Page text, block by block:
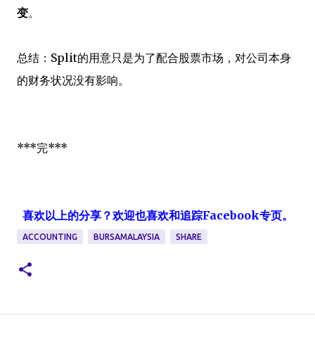
变。
总结：Split的用意只是为了配合股票市场，对公司本身
的财务状况没有影响。
***完***
喜欢以上的分享？欢迎也喜欢和追踪Facebook专页。
ACCOUNTING BURSAMALAYSIA SHARE